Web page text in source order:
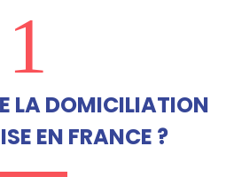
1
LA DOMICILIATION
EN FRANCE ?